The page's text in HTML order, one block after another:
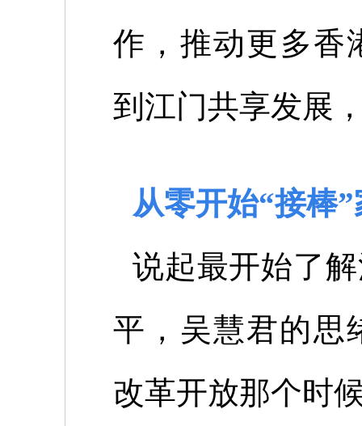
作，推动更多香
到江门共享发展
从零开始“接棒
说起最开始了
平，吴慧君的思
改革开放那个时